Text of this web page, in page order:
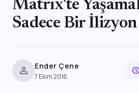
Matrix'te
Sadece Bir
person Ender Çene
7 Ekim 2016